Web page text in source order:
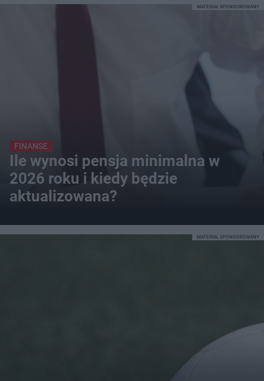
FINANSE
Ile wynosi pensja minimalna w
2026 roku i kiedy będzie
aktualizowana?
MATERIAŁ SPONSOROWANY
MATERIAŁ SPONSOROWANY